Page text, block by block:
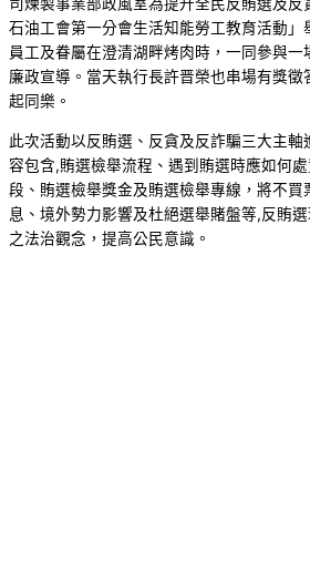
司煉製事業部政風室為提升全民反賄選及
石油工會第一分會生活知能勞工教育活動」
員工及眷屬在澄清湖畔烤肉時，一同參與
廉政宣導。當天執行長許晋榮也串場有獎
起同樂。
此次活動以反賄選、反貪及反詐騙三大主軸
容包含,賄選檢舉流程、遇到賄選時應如何
段、賄選檢舉獎金及賄選檢舉專線，將不買
息、境外勢力影響及杜絕選舉賭盤等,反賄
之法治觀念，提高公民意識。